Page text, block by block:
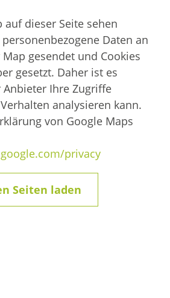
auf dieser Seite sehen
Daten an
gesendet und Cookies
gesetzt. Daher ist es
Ihre Zugriffe
analysieren kann.
von Google Maps
privacy
Seiten laden